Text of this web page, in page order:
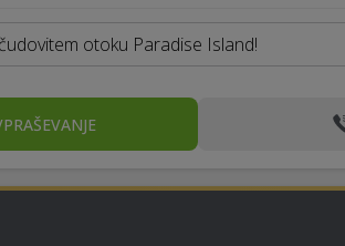
otoku Paradise Island!